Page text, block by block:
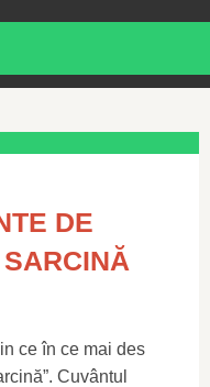
DE
ce în ce mai des
Cuvântul